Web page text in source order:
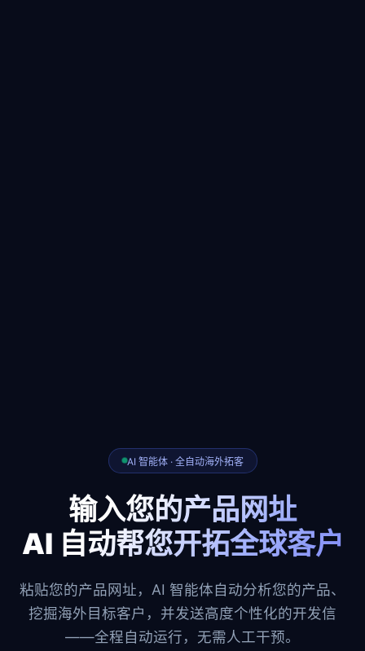
AI 智能体 · 全自动海外拓客
输入您的产品网址
AI 自动帮您开拓全球客户
粘贴您的产品网址，AI 智能体自动分析您的产品、
挖掘海外目标客户，并发送高度个性化的开发信
——全程自动运行，无需人工干预。